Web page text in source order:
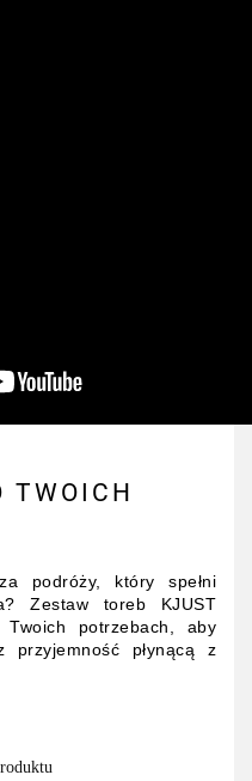
TWOICH
podróży, który spełni
Zestaw toreb KJUST
potrzebach, aby
przyjemność płynącą z